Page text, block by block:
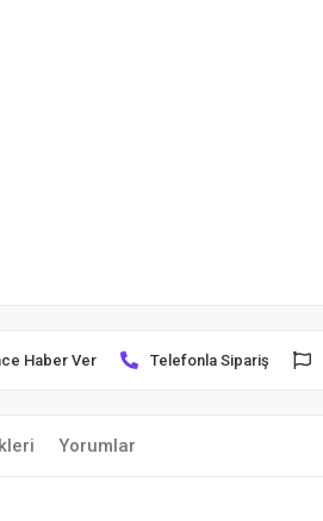
Haber Ver Telefonla Sipariş
Yorumlar